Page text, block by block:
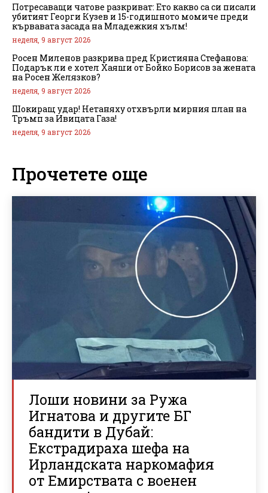
Потресаващи чатове разкриват: Ето какво са си писали
убитият Георги Кузев и 15-годишното момиче преди
кървавата засада на Младежкия хълм!
неделя, 9 август 2026
Росен Миленов разкрива пред Кристияна Стефанова:
Подарък ли е хотел Хаяши от Бойко Борисов за жената
на Росен Желязков?
неделя, 9 август 2026
Шокиращ удар! Нетаняху отхвърли мирния план на
Тръмп за Ивицата Газа!
неделя, 9 август 2026
Прочетете още
Лоши новини за Ружа
Игнатова и другите БГ
бандити в Дубай:
Екстрадираха шефа на
Ирландската наркомафия
от Емирствата с военен